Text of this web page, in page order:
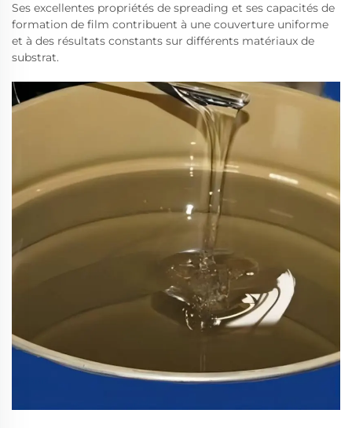
Ses excellentes propriétés de spreading et ses capacités de
formation de film contribuent à une couverture uniforme
et à des résultats constants sur différents matériaux de
substrat.